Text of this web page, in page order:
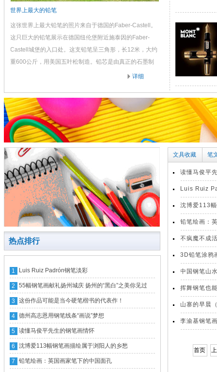
世界上最大的铅笔
这张世界上最大铅笔的照片来自于德国的Faber-Castell。
这只巨大的铅笔展示在德国纽伦堡附近施泰因的Faber-
Castell城堡的入口处。这支铅笔呈三角形，长12米，大约
重600公斤，用美国五叶松制造。铅芯是由真正的石墨制
详细
热点排行
1 Luis Ruiz Padrón钢笔淡彩
2 55幅钢笔画献礼扬州城庆 扬州的“黑白”之美你见过
吗？
3 这份作品可能是当今硬笔楷书的代表作！
4 德州高志恩用钢笔线条“画说”梦想
5 读懂马俊平先生的钢笔画情怀
6 沈博爱113幅钢笔画描绘属于浏阳人的乡愁
7 铅笔绘画：英国画家笔下的中国面孔
文具收藏 笔
读懂马俊平
Luis Ruiz
沈博爱113
的乡愁
铅笔绘画：
不疯魔不成
笔画！！
3D铅笔涂鸦
中国钢笔山
在蓉开展
挥舞钢笔也
山寨的早晨
李渝基钢笔
首页